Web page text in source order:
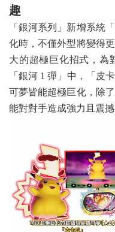
趣
「銀河系列」新增系統
化時，不僅外型將變得
大的超極巨化招式，為
「銀河 1 彈」中，「皮
可夢皆能超極巨化，除
能對對手造成強力且震